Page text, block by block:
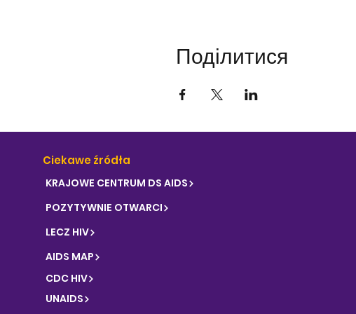
Поділитися
Ciekawe źródła
KRAJOWE CENTRUM DS AIDS
POZYTYWNIE OTWARCI
LECZ HIV
AIDS MAP
CDC HIV
UNAIDS